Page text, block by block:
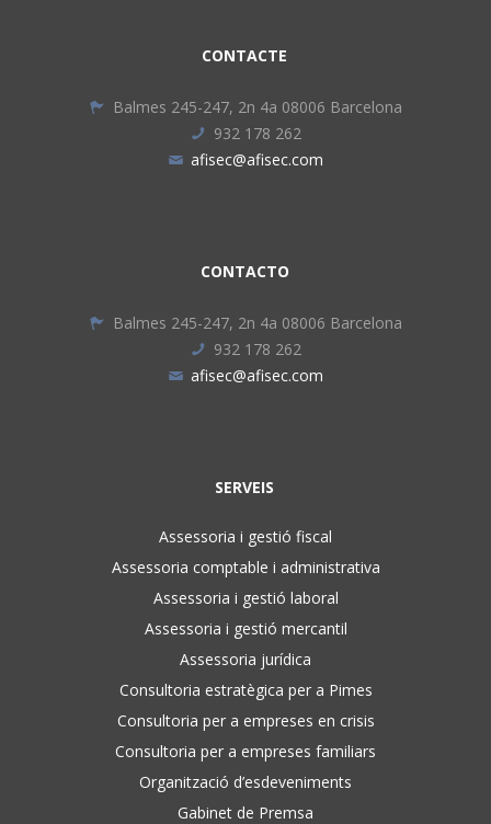
CONTACTE
Balmes 245-247, 2n 4a 08006 Barcelona
932 178 262
afisec@afisec.com
CONTACTO
Balmes 245-247, 2n 4a 08006 Barcelona
932 178 262
afisec@afisec.com
SERVEIS
Assessoria i gestió fiscal
Assessoria comptable i administrativa
Assessoria i gestió laboral
Assessoria i gestió mercantil
Assessoria jurídica
Consultoria estratègica per a Pimes
Consultoria per a empreses en crisis
Consultoria per a empreses familiars
Organització d’esdeveniments
Gabinet de Premsa